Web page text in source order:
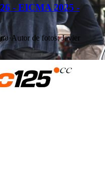
- EICMA 2025 -
·Autor de fotos: Javier